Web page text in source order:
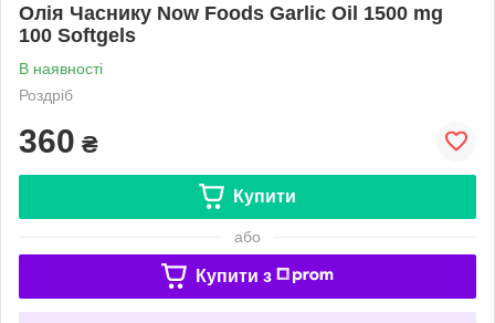
Олія Часнику Now Foods Garlic Oil 1500 mg
100 Softgels
В наявності
Роздріб
360 ₴
Купити
або
Купити з